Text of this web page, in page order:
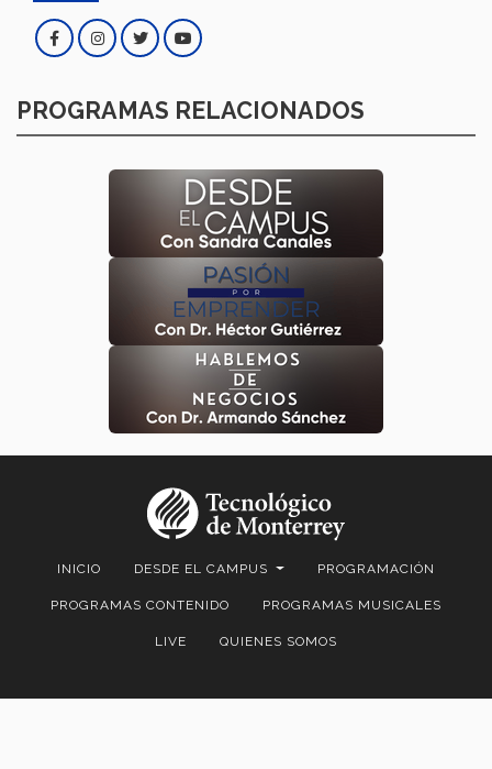
PROGRAMAS RELACIONADOS
INICIO DESDE EL CAMPUS PROGRAMACIÓN
PROGRAMAS CONTENIDO PROGRAMAS MUSICALES
LIVE QUIENES SOMOS